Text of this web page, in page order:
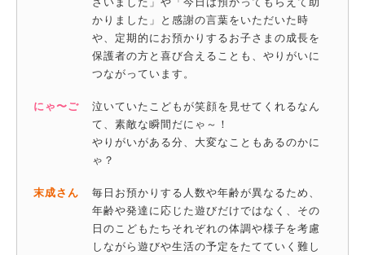
かりました」と感謝の言葉をいただいた時
や、定期的にお預かりするお子さまの成長を
保護者の方と喜び合えることも、やりがいに
つながっています。
にゃ〜ご
泣いていたこどもが笑顔を見せてくれるなん
て、素敵な瞬間だにゃ～！
やりがいがある分、大変なこともあるのかに
ゃ？
末成さん
毎日お預かりする人数や年齢が異なるため、
年齢や発達に応じた遊びだけではなく、その
日のこどもたちそれぞれの体調や様子を考慮
しながら遊びや生活の予定をたてていく難し